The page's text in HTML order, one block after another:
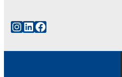
فیس‌بوک